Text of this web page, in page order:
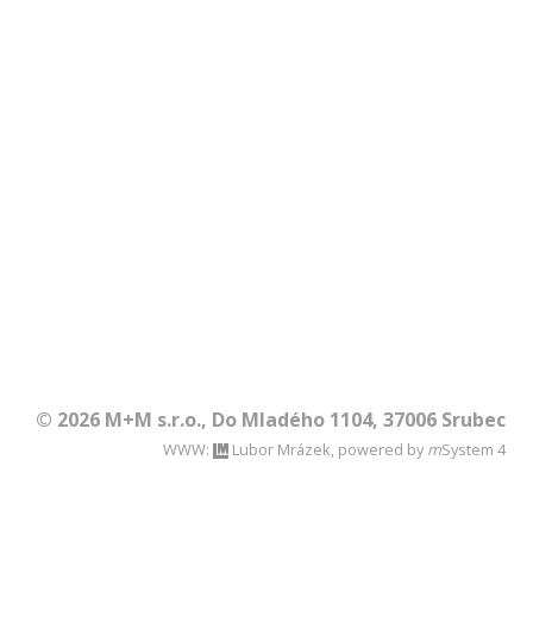
© 2026 M+M s.r.o., Do Mladého 1104, 37006 Srubec
WWW: Lubor Mrázek, powered by mSystem 4